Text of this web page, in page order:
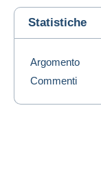
Statistiche
Argomento
Commenti